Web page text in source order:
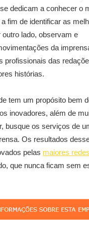
dedicam a conhecer o
fim de identificar as
lado, observam e
da
profissionais das
histórias.
tem um propósito bem
inovadores, além de
busque os serviços de
Os resultados
pelas maiores
que nunca ficam sem